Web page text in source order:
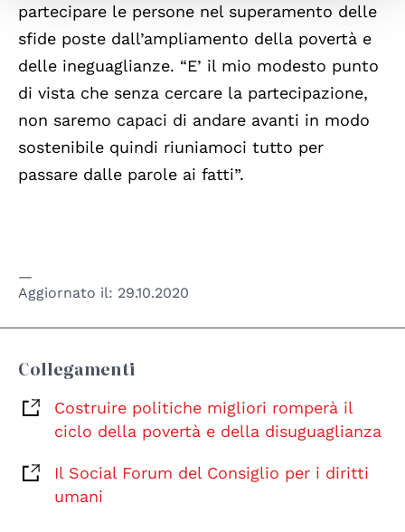
partecipare le persone nel superamento delle
sfide poste dall’ampliamento della povertà e
delle ineguaglianze. “E’ il mio modesto punto
di vista che senza cercare la partecipazione,
non saremo capaci di andare avanti in modo
sostenibile quindi riuniamoci tutto per
passare dalle parole ai fatti”.
Aggiornato il: 29.10.2020
Collegamenti
Costruire politiche migliori romperà il
ciclo della povertà e della disuguaglianza
Il Social Forum del Consiglio per i diritti
umani